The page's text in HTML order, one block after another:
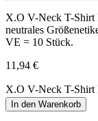
X.O V-Neck T-Shirt
neutrales
VE = 10 Stück.
11,94 €
X.O V-Neck T-Shirt
In den Warenkorb